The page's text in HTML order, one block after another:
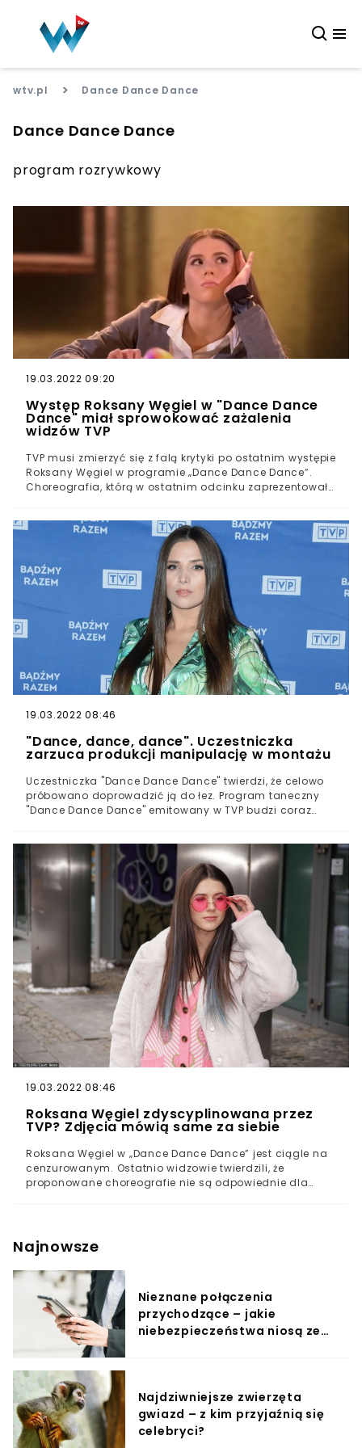
wtv.pl > Dance Dance Dance
Dance Dance Dance
program rozrywkowy
19.03.2022 09:20
Występ Roksany Węgiel w "Dance Dance
Dance" miał sprowokować zażalenia
widzów TVP
TVP musi zmierzyć się z falą krytyki po ostatnim występie
Roksany Węgiel w programie „Dance Dance Dance”.
Choreografia, którą w ostatnim odcinku zaprezentowała
nie pierwsze kontrowersje związane z tą edycją.
Wcześniej na szali znajdował się m.in. tęczowy makijaż
Węgiel, a także wypowiedzi Agustina Egurroli.
19.03.2022 08:46
"Dance, dance, dance". Uczestniczka
zarzuca produkcji manipulację w montażu
Uczestniczka "Dance Dance Dance" twierdzi, że celowo
próbowano doprowadzić ją do łez. Program taneczny
"Dance Dance Dance" emitowany w TVP budzi coraz
odejściu z show postanowiła w mocnych słowach
skomentować produkcję, zarzucając jej manipulację
przy montażu i niewłaściwe zachowanie członków jury.
19.03.2022 08:46
Roksana Węgiel zdyscyplinowana przez
TVP? Zdjęcia mówią same za siebie
Roksana Węgiel w „Dance Dance Dance” jest ciągle na
cenzurowanym. Ostatnio widzowie twierdzili, że
proponowane choreografie nie są odpowiednie dla
zaskoczył jednak wszystkich. Już wcześniej pojawiały
się głosy, że będzie musiała to zrobić ze względu na
brak chęci TVP do angażowania młodej gwiazdy w
polityczne spory.
Najnowsze
Nieznane połączenia
przychodzące – jakie
niebezpieczeństwa niosą ze
Najdziwniejsze zwierzęta
gwiazd – z kim przyjaźnią się
celebryci?